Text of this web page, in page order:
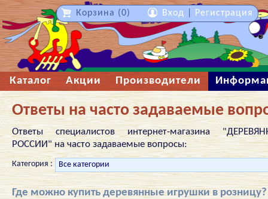
Каталог Акции Производители
Ответы на часто задаваемые
Ответы специалистов интернет-магазина
РОССИИ" на часто задаваемые вопросы:
Категория :
Где можно купить деревянные игрушки в розницу?
Корзина (0) Вход Регистрация